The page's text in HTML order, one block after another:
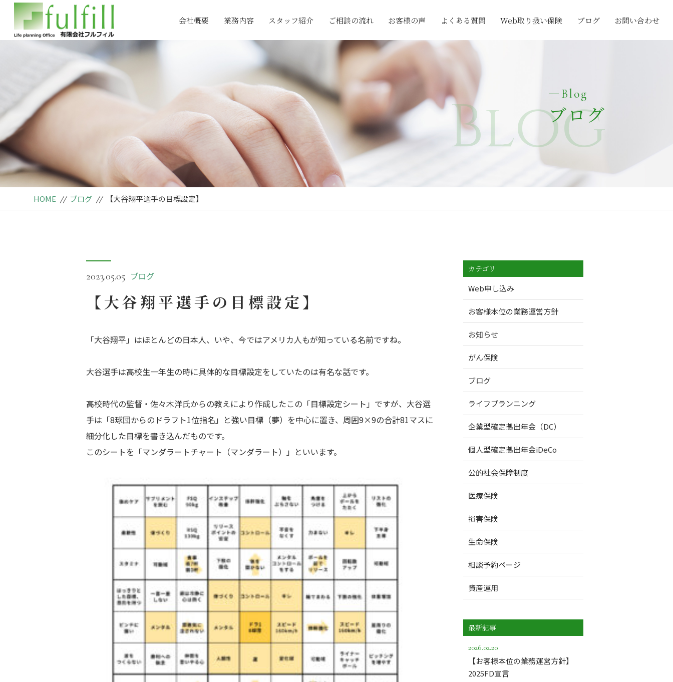
会社概要 業務内容 スタッフ紹介 ご相談の流れ お客様の声 よくある質問 Web取り扱い保険 ブログ お問い合わせ
Blog
ブログ
Blog
HOME // ブログ // 【大谷翔平選手の目標設定】
2023.05.05 ブログ
【大谷翔平選手の目標設定】
「大谷翔平」はほとんどの日本人、いや、今ではアメリカ人もが知っている名前ですね。
大谷選手は高校生一年生の時に具体的な目標設定をしていたのは有名な話です。
高校時代の監督・佐々木洋氏からの教えにより作成したこの「目標設定シート」ですが、大谷選
手は「8球団からのドラフト1位指名」と強い目標（夢）を中心に置き、周囲9×9の合計81マスに
細分化した目標を書き込んだものです。
このシートを「マンダラートチャート（マンダラート）」といいます。
カテゴリ
Web申し込み
お客様本位の業務運営方針
お知らせ
がん保険
ブログ
ライフプランニング
企業型確定拠出年金（DC）
個人型確定拠出年金iDeCo
公的社会保障制度
医療保険
損害保険
生命保険
相談予約ページ
資産運用
最新記事
2026.02.20
【お客様本位の業務運営方針】
2025FD宣言